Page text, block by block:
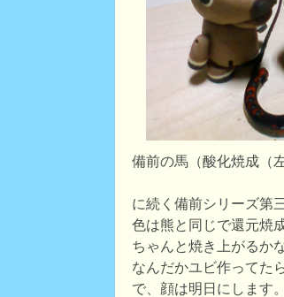
備前の馬（酸化焼成（
に続く備前シリーズ第
色は熊と同じで還元焼
ちゃんと焼き上がるか
なんだかユビ作ってた
で、顔は明日にします